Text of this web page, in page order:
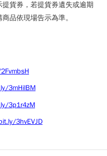
貨券，若提貨券遺失或逾期
品依現場告示為準。
3mHilBM
3p1r4zM
3hvEVJD